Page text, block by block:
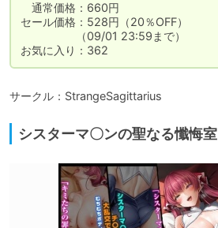
通常価格：660円
セール価格：528円（20％OFF）
（09/01 23:59まで）
お気に入り：362
サークル：StrangeSagittarius
シスターマ〇ンの聖なる懺悔室